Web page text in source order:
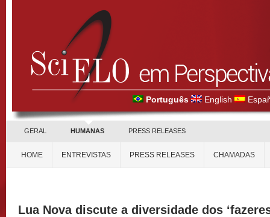
Português English
GERAL HUMANAS PRESS RELEASES
HOME ENTREVISTAS PRESS RELEASES CHAMADAS
Lua Nova discute a diversidade dos